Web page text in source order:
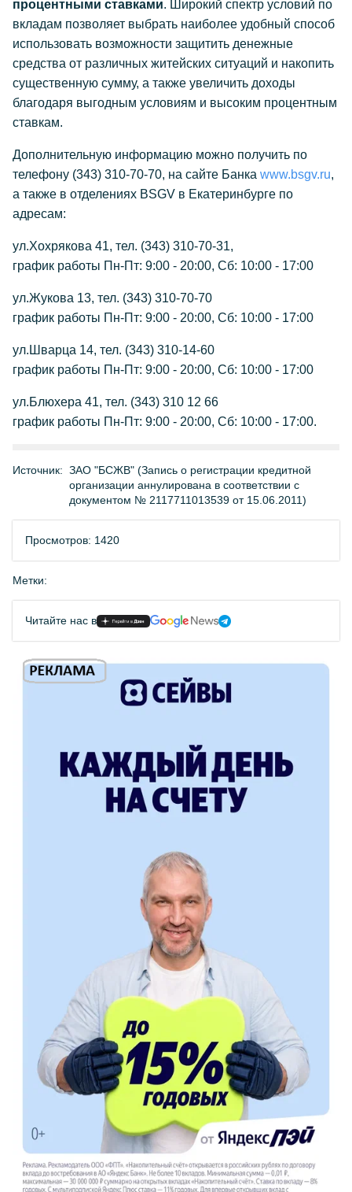
процентными ставками. Широкий спектр условий по
вкладам позволяет выбрать наиболее удобный способ
использовать возможности защитить денежные
средства от различных житейских ситуаций и накопить
существенную сумму, а также увеличить доходы
благодаря выгодным условиям и высоким процентным
ставкам.
Дополнительную информацию можно получить по
телефону (343) 310-70-70, на сайте Банка www.bsgv.ru,
а также в отделениях BSGV в Екатеринбурге по
адресам:
ул.Хохрякова 41, тел. (343) 310-70-31,
график работы Пн-Пт: 9:00 - 20:00, Сб: 10:00 - 17:00
ул.Жукова 13, тел. (343) 310-70-70
график работы Пн-Пт: 9:00 - 20:00, Сб: 10:00 - 17:00
ул.Шварца 14, тел. (343) 310-14-60
график работы Пн-Пт: 9:00 - 20:00, Сб: 10:00 - 17:00
ул.Блюхера 41, тел. (343) 310 12 66
график работы Пн-Пт: 9:00 - 20:00, Сб: 10:00 - 17:00.
Источник: ЗАО "БСЖВ" (Запись о регистрации кредитной
организации аннулирована в соответствии с
документом № 2117711013539 от 15.06.2011)
Просмотров: 1420
Метки:
Читайте нас в